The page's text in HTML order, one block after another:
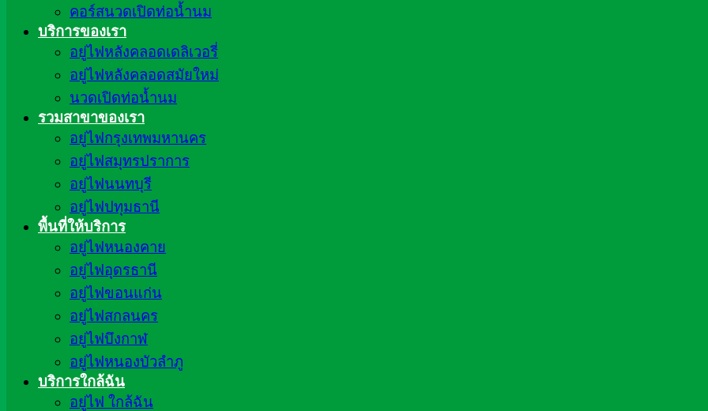
คอร์สนวดเปิดท่อน้ำนม
บริการของเรา
อยู่ไฟหลังคลอดเดลิเวอรี่
อยู่ไฟหลังคลอดสมัยใหม่
นวดเปิดท่อน้ำนม
รวมสาขาของเรา
อยู่ไฟกรุงเทพมหานคร
อยู่ไฟสมุทรปราการ
อยู่ไฟนนทบุรี
อยู่ไฟปทุมธานี
พื้นที่ให้บริการ
อยู่ไฟหนองคาย
อยู่ไฟอุดรธานี
อยู่ไฟขอนแก่น
อยู่ไฟสกลนคร
อยู่ไฟบึงกาฬ
อยู่ไฟหนองบัวลำภู
บริการใกล้ฉัน
อยู่ไฟ ใกล้ฉัน